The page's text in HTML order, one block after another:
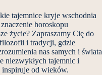
tajemnice kryje wschodnia
horoskopu
życie? Zapraszamy Cię do
i tradycji, gdzie
nas samych i świata
niezwykłych tajemnic i
od wieków.